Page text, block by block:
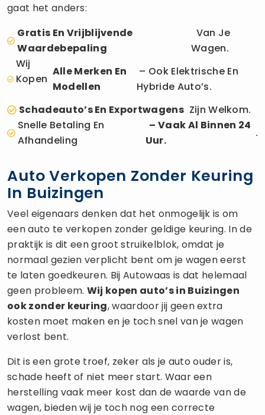
gaat het anders:
Gratis En Vrijblijvende
Waardebepaling
Van Je
Wagen.
Wij
Kopen
Alle Merken En
Modellen
– Ook Elektrische En
Hybride Auto’s.
Schadeauto’s En ExportwagensZijn Welkom.
Snelle Betaling En
Afhandeling
– Vaak Al Binnen 24
Uur.
.
Auto Verkopen Zonder Keuring
In Buizingen
Veel eigenaars denken dat het onmogelijk is om
een auto te verkopen zonder geldige keuring. In de
praktijk is dit een groot struikelblok, omdat je
normaal gezien verplicht bent om je wagen eerst
te laten goedkeuren. Bij Autowaas is dat helemaal
geen probleem. Wij kopen auto’s in Buizingen
ook zonder keuring, waardoor jij geen extra
kosten moet maken en je toch snel van je wagen
verlost bent.
Dit is een grote troef, zeker als je auto ouder is,
schade heeft of niet meer start. Waar een
herstelling vaak meer kost dan de waarde van de
wagen, bieden wij je toch nog een correcte